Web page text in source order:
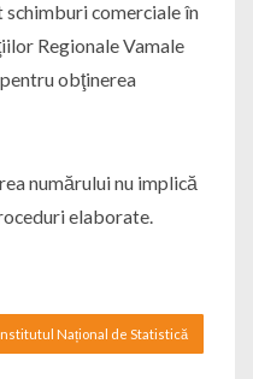
comerciale în
Regionale Vamale
obţinerea
numărului nu implică
elaborate.
Național de Statistică